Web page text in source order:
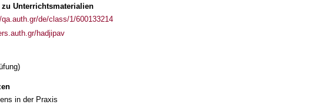
Unterrichtsmaterialien
de/class/1/600133214
hadjipav
in der Praxis